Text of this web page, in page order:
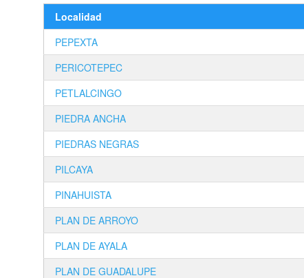
Localidad
PEPEXTA
PERICOTEPEC
PETLALCINGO
PIEDRA ANCHA
PIEDRAS NEGRAS
PILCAYA
PINAHUISTA
PLAN DE ARROYO
PLAN DE AYALA
PLAN DE GUADALUPE